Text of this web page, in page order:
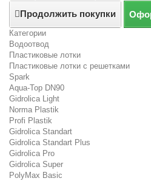
Продолжить покупки
Категории
Водоотвод
Пластиковые лотки
Пластиковые лотки с решетками
Spark
Aqua-Top DN90
Gidrolica Light
Norma Plastik
Profi Plastik
Gidrolica Standart
Gidrolica Standart Plus
Gidrolica Pro
Gidrolica Super
PolyMax Basic